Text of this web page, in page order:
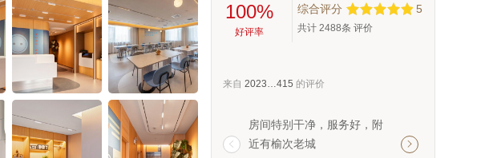
100%
好评率
综合评分 5
共计 2488条 评价
来自 2023…415 的评价

房间特别干净，服务好，附
近有榆次老城
吃得，
